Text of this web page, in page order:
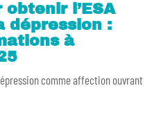
obtenir l’ESA
dépression :
à
comme affection ouvrant